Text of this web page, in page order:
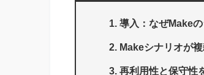
導入：なぜMake
Makeシナリオが
再利用性と保守性